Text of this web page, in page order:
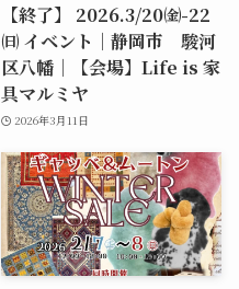
【終了】 2026.3/20㈮-22
㈰ イベント｜静岡市 駿河
区八幡｜【会場】Life is 家
具マルミヤ
2026年3月11日